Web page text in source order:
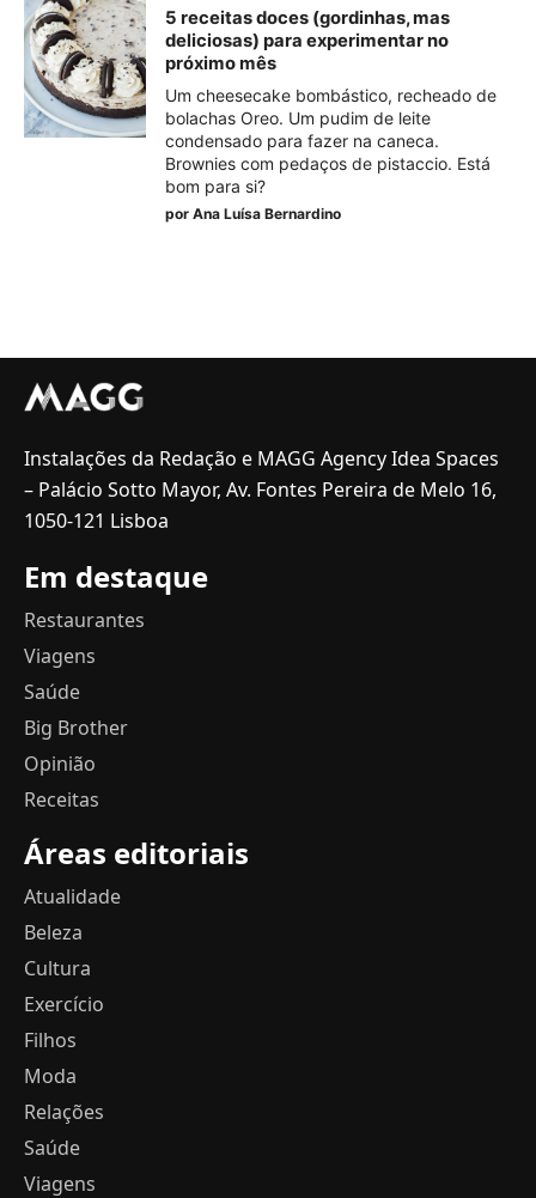
5 receitas doces (gordinhas, mas
deliciosas) para experimentar no
próximo mês
Um cheesecake bombástico, recheado de
bolachas Oreo. Um pudim de leite
condensado para fazer na caneca.
Brownies com pedaços de pistaccio. Está
bom para si?
por Ana Luísa Bernardino
Instalações da Redação e MAGG Agency Idea Spaces
– Palácio Sotto Mayor, Av. Fontes Pereira de Melo 16,
1050-121 Lisboa
Em destaque
Restaurantes
Viagens
Saúde
Big Brother
Opinião
Receitas
Áreas editoriais
Atualidade
Beleza
Cultura
Exercício
Filhos
Moda
Relações
Saúde
Viagens